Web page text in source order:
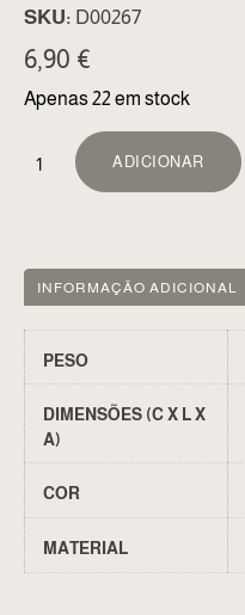
SKU: D00267
6,90 €
Apenas 22 em stock
ADICIONAR
INFORMAÇÃO ADICIONAL
PESO
DIMENSÕES (C X L X
A)
COR
MATERIAL